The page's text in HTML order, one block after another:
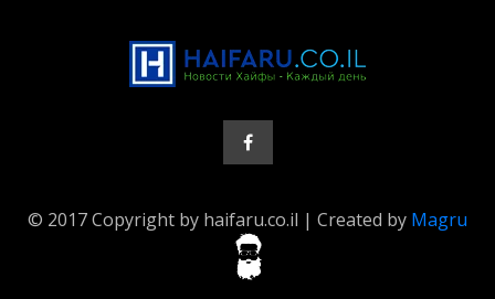
© 2017 Copyright by haifaru.co.il | Created by Magru